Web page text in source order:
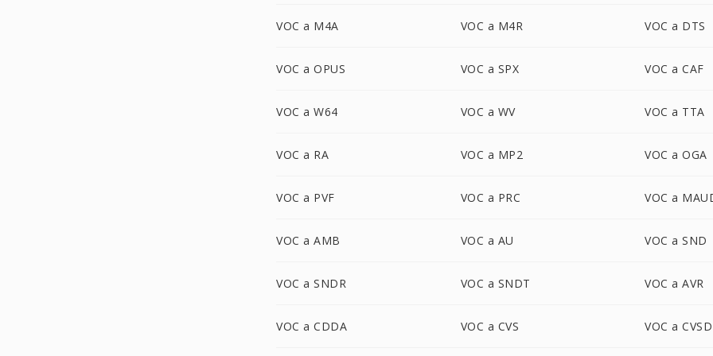
VOC a M4A VOC a M4R VOC a DTS
VOC a OPUS VOC a SPX VOC a CAF
VOC a W64 VOC a WV VOC a TTA
VOC a RA VOC a MP2 VOC a OGA
VOC a PVF VOC a PRC VOC a
VOC a AMB VOC a AU VOC a SND
VOC a SNDR VOC a SNDT VOC a AVR
VOC a CDDA VOC a CVS VOC a CVSD